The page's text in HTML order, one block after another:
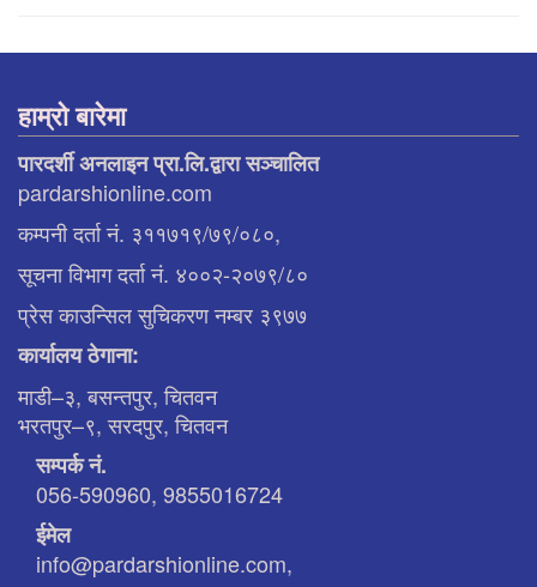
हाम्रो बारेमा
पारदर्शी अनलाइन प्रा.लि.द्वारा सञ्चालित
pardarshionline.com
कम्पनी दर्ता नं. ३११७१९/७९/०८०,
सूचना विभाग दर्ता नं. ४००२-२०७९/८०
प्रेस काउन्सिल सुचिकरण नम्बर ३९७७
कार्यालय ठेगाना:
माडी–३, बसन्तपुर, चितवन
भरतपुर–९, सरदपुर, चितवन
सम्पर्क नं.
056-590960, 9855016724
ईमेल
info@pardarshionline.com,